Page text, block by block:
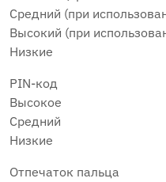
Средний (при
Высокий (при
Низкие
PIN-код
Высокое
Средний
Низкие
Отпечаток пальца